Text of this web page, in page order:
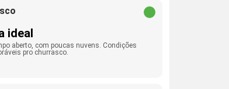
ideal
aberto, com poucas nuvens. Condições
pro churrasco.